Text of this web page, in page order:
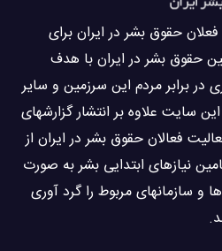
حقوق بشر در ایران برای
حقوق بشر در ایران با هدف
در برابر مردم این سرزمین و ساير
سایت علاوه بر انتشار گزارشهای
فعالان حقوق بشر در ایران از
نیازهای ابتدایی بشر به صورت
و سازمانهای مربوط را گرد آوری